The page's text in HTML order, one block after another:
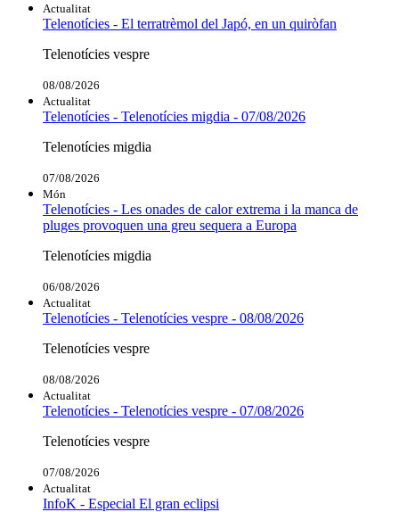
Actualitat
Telenotícies - El terratrèmol del Japó, en un quiròfan
Telenotícies vespre
08/08/2026
Actualitat
Telenotícies - Telenotícies migdia - 07/08/2026
Telenotícies migdia
07/08/2026
Món
Telenotícies - Les onades de calor extrema i la manca de
pluges provoquen una greu sequera a Europa
Telenotícies migdia
06/08/2026
Actualitat
Telenotícies - Telenotícies vespre - 08/08/2026
Telenotícies vespre
08/08/2026
Actualitat
Telenotícies - Telenotícies vespre - 07/08/2026
Telenotícies vespre
07/08/2026
Actualitat
InfoK - Especial El gran eclipsi